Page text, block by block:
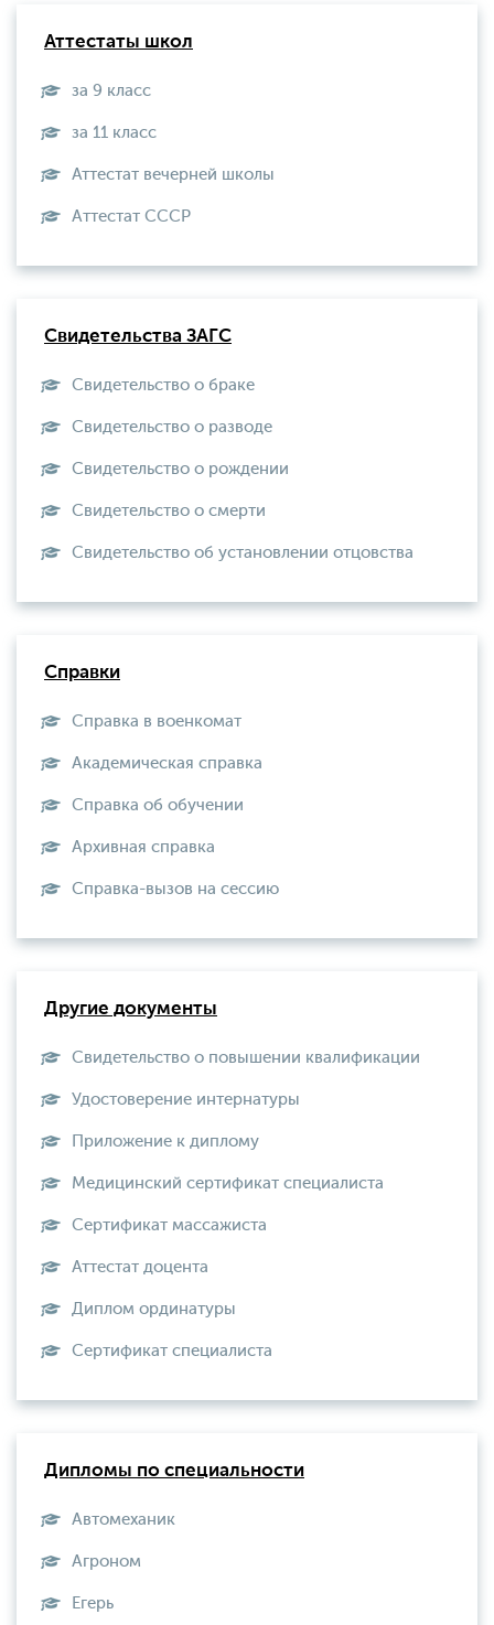
Аттестаты школ
за 9 класс
за 11 класс
Аттестат вечерней школы
Aттестат СССР
Свидетельства ЗАГС
Свидетельство о браке
Свидетельство о разводе
Свидетельство о рождении
Свидетельство о смерти
Свидетельство об установлении отцовства
Справки
Справка в военкомат
Академическая справка
Справка об обучении
Архивная справка
Справка-вызов на сессию
Другие документы
Свидетельство о повышении квалификации
Удостоверение интернатуры
Приложение к диплому
Медицинский сертификат специалиста
Сертификат массажиста
Аттестат доцента
Диплом ординатуры
Сертификат специалиста
Дипломы по специальности
Автомеханик
Агроном
Егерь